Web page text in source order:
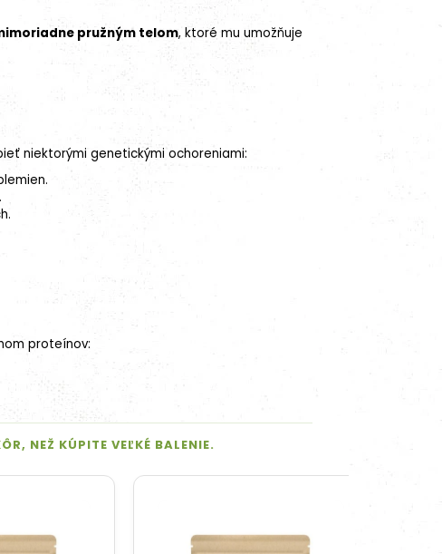
pružným telom, ktoré mu umožňuje
niektorými genetickými ochoreniami:
proteínov: